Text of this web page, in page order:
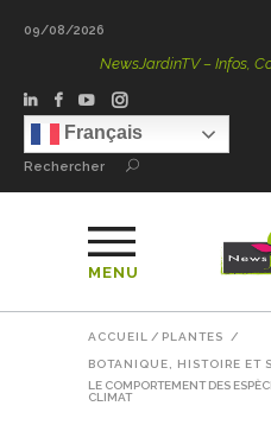
09/08/2026
NewsJardinTV – Infos,
Français
Rechercher
MENU
ACCUEIL / PLANTES /
BOTANIQUE, HISTOIRE ET
LE COMPORTEMENT DES
CLIMAT